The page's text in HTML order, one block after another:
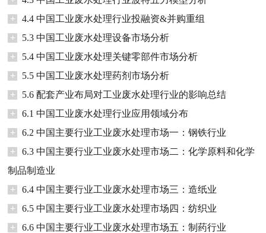
+
4.4 中国工业废水处理行业投融资&并购重组
+
5.3 中国工业废水处理设备市场分析
+
5.4 中国工业废水处理关键零部件市场分析
+
5.5 中国工业废水处理药剂市场分析
+
5.6 配套产业布局对工业废水处理行业的影响总结
+
6.1 中国工业废水处理行业应用领域分布
+
6.2 中国主要行业工业废水处理市场一：钢铁行业
+
6.3 中国主要行业工业废水处理市场二：化学原料和化学
制品制造业
+
6.4 中国主要行业工业废水处理市场三：造纸业
+
6.5 中国主要行业工业废水处理市场四：纺织业
+
6.6 中国主要行业工业废水处理市场五：制药行业